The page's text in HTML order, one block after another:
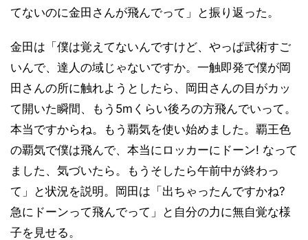
てないのに金田さんが飛んでって」と振り返った。
金田は「僕は覚えてないんですけど、やっぱ武術すご
いんで、達人の域じゃないですか。一触即発で僕が岡
田さんの所に触れようとしたら、岡田さんの目がカッ
て開いた瞬間、もう5mくらい後ろの方飛んでいって。
本当ですからね。もう覇気を使い始めました。覇王色
の覇気で僕は飛んで、本当にロッカーにドーン! なって
ました、気づいたら。もうそしたら午前中が終わっ
て」と状況を説明。岡田は「出ちゃったんですかね?
急にドーンって飛んでって」と自分の力に無自覚な様
子を見せる。